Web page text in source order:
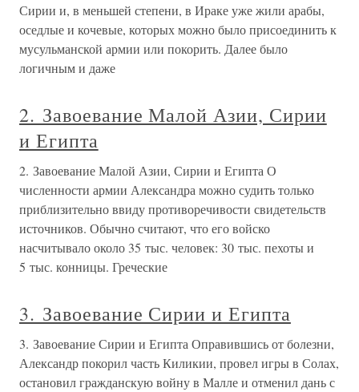
Сирии и, в меньшей степени, в Ираке уже жили арабы,
оседлые и кочевые, которых можно было присоединить к
мусульманской армии или покорить. Далее было
логичным и даже
2. Завоевание Малой Азии, Сирии
и Египта
2. Завоевание Малой Азии, Сирии и Египта О
численности армии Александра можно судить только
приблизительно ввиду противоречивости свидетельств
источников. Обычно считают, что его войско
насчитывало около 35 тыс. человек: 30 тыс. пехоты и
5 тыс. конницы. Греческие
3. Завоевание Сирии и Египта
3. Завоевание Сирии и Египта Оправившись от болезни,
Александр покорил часть Киликии, провел игры в Солах,
остановил гражданскую войну в Малле и отменил дань с